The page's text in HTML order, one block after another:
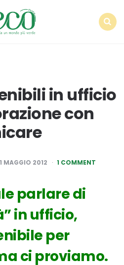
in ufficio
con
MAGGIO 2012 1 COMMENT
parlare di
in ufficio,
per
ci proviamo.